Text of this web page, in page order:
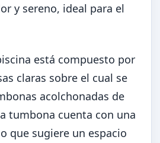
y sereno, ideal para el
está compuesto por
claras sobre el cual se
acolchonadas de
tumbona cuenta con una
que sugiere un espacio